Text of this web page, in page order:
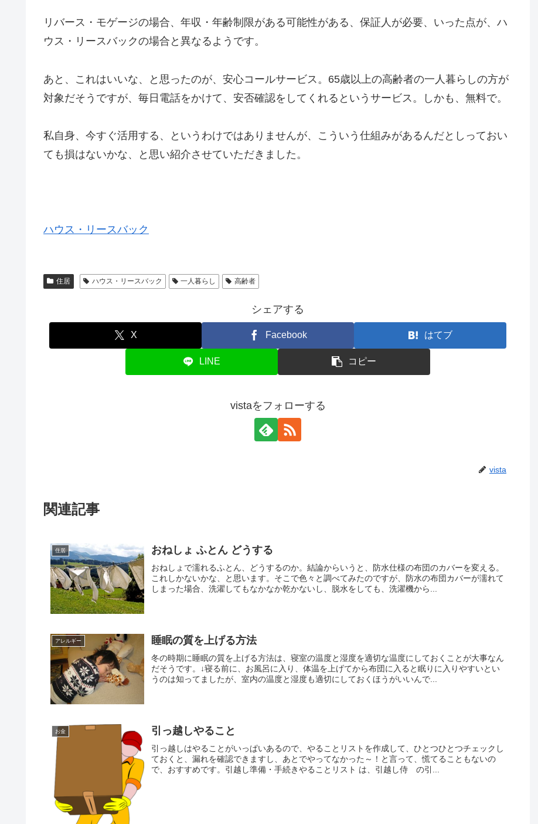
リバース・モゲージの場合、年収・年齢制限がある可能性がある、保証人が必要、いった点が、ハ
ウス・リースバックの場合と異なるようです。
あと、これはいいな、と思ったのが、安心コールサービス。65歳以上の高齢者の一人暮らしの方が
対象だそうですが、毎日電話をかけて、安否確認をしてくれるというサービス。しかも、無料で。
私自身、今すぐ活用する、というわけではありませんが、こういう仕組みがあるんだとしっておい
ても損はないかな、と思い紹介させていただきました。
ハウス・リースバック
住居 ハウス・リースバック 一人暮らし 高齢者
シェアする
X Facebook はてブ
LINE コピー
vistaをフォローする
vista
関連記事
住居 おねしょ ふとん どうする
おねしょで濡れるふとん、どうするのか。結論からいうと、防水仕様の布団のカバーを変える。
これしかないかな、と思います。そこで色々と調べてみたのですが、防水の布団カバーが濡れて
しまった場合、洗濯してもなかなか乾かないし、脱水をしても、洗濯機から...
アレルギー 睡眠の質を上げる方法
冬の時期に睡眠の質を上げる方法は、寝室の温度と湿度を適切な温度にしておくことが大事なん
だそうです。↓寝る前に、お風呂に入り、体温を上げてから布団に入ると眠りに入りやすいとい
うのは知ってましたが、室内の温度と湿度も適切にしておくほうがいいんで...
お金 引っ越しやること
引っ越しはやることがいっぱいあるので、やることリストを作成して、ひとつひとつチェックし
ておくと、漏れを確認できますし、あとでやってなかった～！と言って、慌てることもないの
で、おすすめです。引越し準備・手続きやることリスト は、引越し侍 の引...